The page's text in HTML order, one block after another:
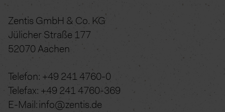
Zentis GmbH & Co. KG
Jülicher Straße 177
52070 Aachen
Telefon: +49 241 4760-0
Telefax: +49 241 4760-369
E-Mail: info@zentis.de